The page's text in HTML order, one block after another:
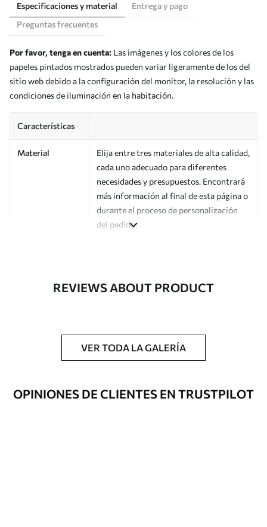
Especificaciones y material
Entrega y pago
Preguntas frecuentes
Por favor, tenga en cuenta: Las imágenes y los colores de los
papeles pintados mostrados pueden variar ligeramente de los del
sitio web debido a la configuración del monitor, la resolución y las
condiciones de iluminación en la habitación.
Características
Material
Elija entre tres materiales de alta calidad,
cada uno adecuado para diferentes
necesidades y presupuestos. Encontrará
más información al final de esta página o
durante el proceso de personalización
del pedido.
Impreso bajo pedido y entregado en
rollos de hasta 50 cm de ancho.
Opciones
adicionales
Disponible con recubrimiento de barniz
y/o adhesivo para empapelar.
REVIEWS ABOUT PRODUCT
VER TODA LA GALERÍA
OPINIONES DE CLIENTES EN TRUSTPILOT